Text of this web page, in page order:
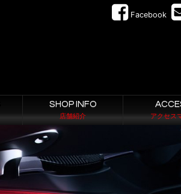
Facebook
SHOP INFO
店舗紹介 アクセス